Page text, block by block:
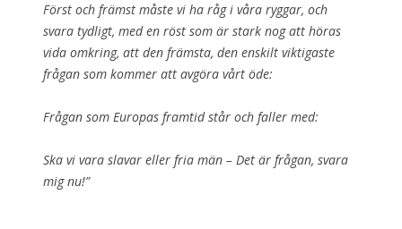
Först och främst måste vi ha råg i våra ryggar, och
svara tydligt, med en röst som är stark nog att höras
vida omkring, att den främsta, den enskilt viktigaste
frågan som kommer att avgöra vårt öde:
Frågan som Europas framtid står och faller med:
Ska vi vara slavar eller fria män – Det är frågan, svara
mig nu!”